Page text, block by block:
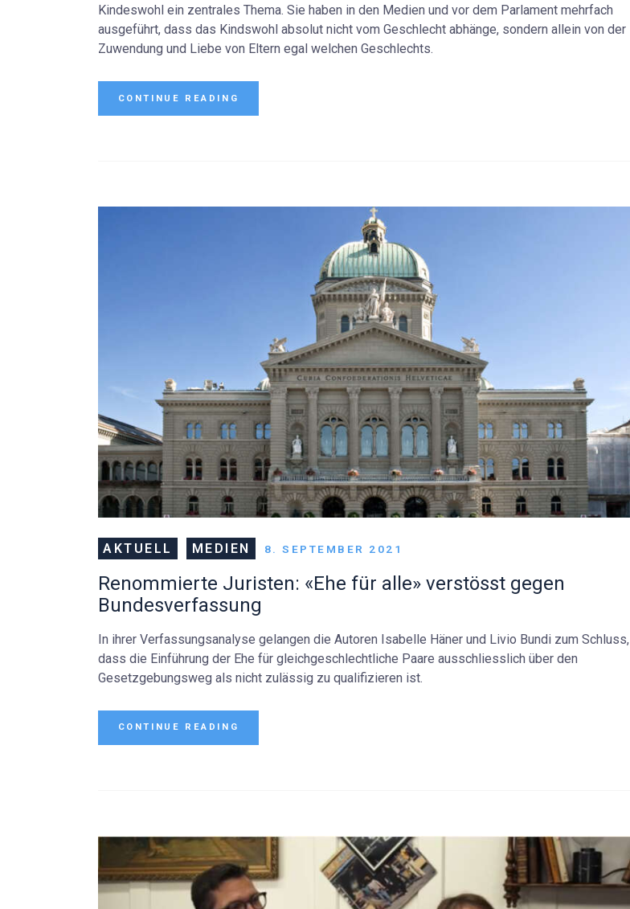
Kindeswohl ein zentrales Thema. Sie haben in den Medien und vor dem Parlament mehrfach
ausgeführt, dass das Kindswohl absolut nicht vom Geschlecht abhänge, sondern allein von der
Zuwendung und Liebe von Eltern egal welchen Geschlechts.
CONTINUE READING
AKTUELL MEDIEN 8. SEPTEMBER 2021
Renommierte Juristen: «Ehe für alle» verstösst gegen
Bundesverfassung
In ihrer Verfassungsanalyse gelangen die Autoren Isabelle Häner und Livio Bundi zum Schluss,
dass die Einführung der Ehe für gleichgeschlechtliche Paare ausschliesslich über den
Gesetzgebungsweg als nicht zulässig zu qualifizieren ist.
CONTINUE READING